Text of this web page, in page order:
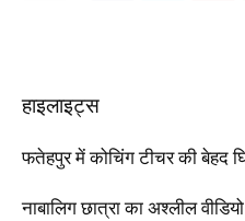
हाइलाइट्स
फतेहपुर में कोचिंग टीचर की बेहद
नाबालिग छात्रा का अश्लील